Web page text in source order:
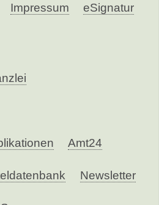
Impressum eSignatur
Amt24
Newsletter